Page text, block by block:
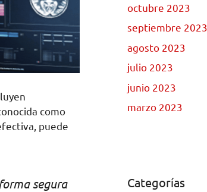
como
puede
segura
octubre 2023
septiembre 2023
agosto 2023
julio 2023
junio 2023
marzo 2023
Categorías